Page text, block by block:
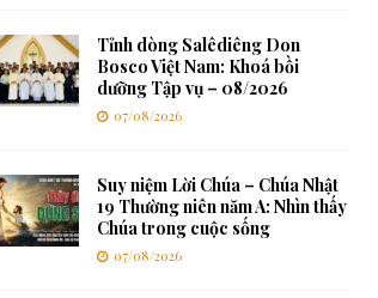
Tỉnh dòng Salêdiêng Don
Bosco Việt Nam: Khoá bồi
dưỡng Tập vụ – 08/2026
07/08/2026
Suy niệm Lời Chúa – Chúa Nhật
19 Thường niên năm A: Nhìn thấy
Chúa trong cuộc sống
07/08/2026